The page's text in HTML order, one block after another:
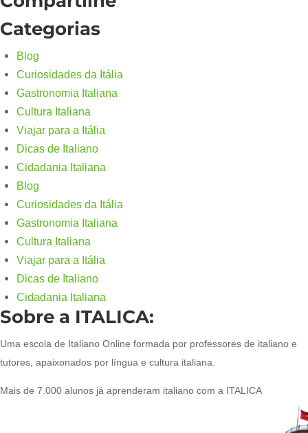
Categorias
Blog
Curiosidades da Itália
Gastronomia Italiana
Cultura Italiana
Viajar para a Itália
Dicas de Italiano
Cidadania Italiana
Blog
Curiosidades da Itália
Gastronomia Italiana
Cultura Italiana
Viajar para a Itália
Dicas de Italiano
Cidadania Italiana
Sobre a ITALICA:
Uma escola de Italiano Online formada por professores de italiano e
tutores, apaixonados por língua e cultura italiana.
Mais de 7.000 alunos já aprenderam italiano com a ITALICA